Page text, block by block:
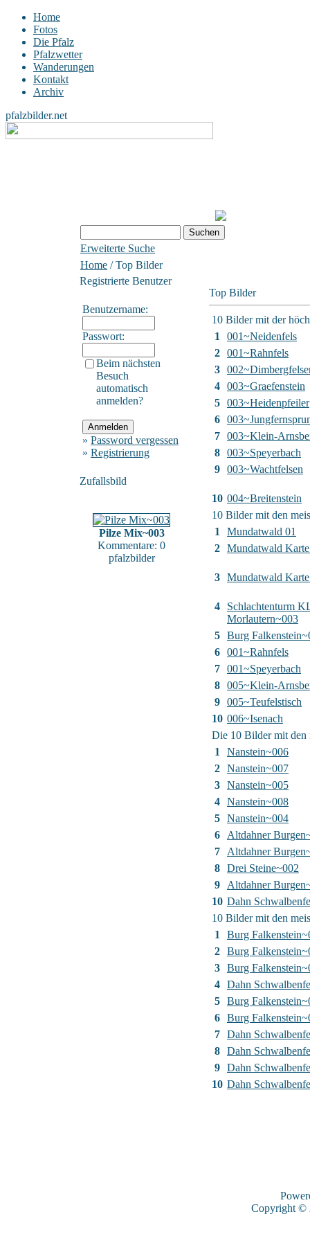
Home
Fotos
Die Pfalz
Pfalzwetter
Wanderungen
Kontakt
Archiv
pfalzbilder.net
Erweiterte Suche
Home / Top Bilder
Registrierte Benutzer
Benutzername:
Passwort:
Beim nächsten
Besuch
automatisch
anmelden?
» Password vergessen
» Registrierung
Zufallsbild
Pilze Mix~003
Kommentare: 0
pfalzbilder
Top Bilder
10 Bilder mit der
1
001~Neidenfels
2 001~Rahnfels
3
4 003~Graefenstein
5 003~Heidenpfeiler
6
7 003~Klein-
8 003~Speyerbach
9 003~Wachtfelsen
10 004~Breitenstein
10 Bilder mit den
1
Mundatwald 01
2 Mundatwald Karte
3 Mundatwald
4
Schlachtenturm
Morlautern~003
5 Burg
6 001~Rahnfels
7 001~Speyerbach
8 005~Klein-
9 005~Teufelstisch
10 006~Isenach
Die 10 Bilder mit den
1
Nanstein~006
2 Nanstein~007
3 Nanstein~005
4 Nanstein~008
5 Nanstein~004
6
Altdahner
7
Altdahner
8 Drei Steine~002
9
Altdahner
10 Dahn
10 Bilder mit den
1
Burg
2 Burg
3 Burg
4 Dahn
5 Burg
6 Burg
7 Dahn
8 Dahn
9 Dahn
10 Dahn
Copyright ©